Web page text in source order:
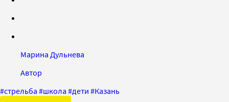
Марина Дульнева
Автор
#стрельба #школа #дети #Казань